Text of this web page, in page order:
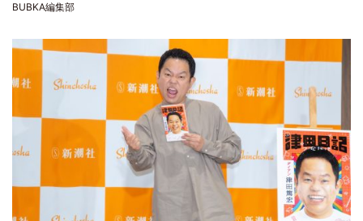
BUBKA編集部